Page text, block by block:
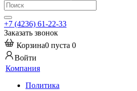
+7 (4236) 61-22-33
Заказать звонок
Корзина0 пуста 0
Войти
Компания
Политика